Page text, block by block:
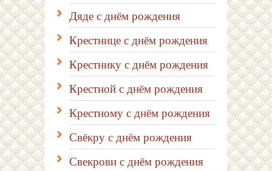
Дяде с днём рождения
Крестнице с днём рождения
Крестнику с днём рождения
Крестной с днём рождения
Крестному с днём рождения
Свёкру с днём рождения
Свекрови с днём рождения